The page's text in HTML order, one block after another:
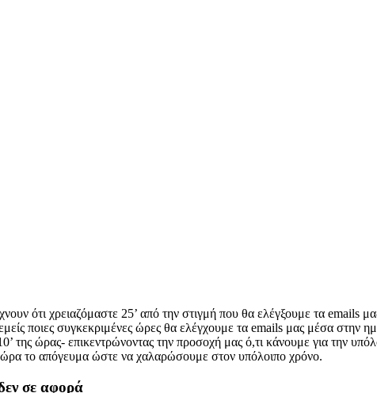
ότι χρειαζόμαστε 25’ από την στιγμή που θα ελέγξουμε τα
ποιες συγκεκριμένες ώρες θα ελέγχουμε τα emails μας μέσα
της ώρας- επικεντρώνοντας την προσοχή μας ό,τι κάνουμε για την
το απόγευμα ώστε να χαλαρώσουμε στον υπόλοιπο χρόνο.
σε αφορά